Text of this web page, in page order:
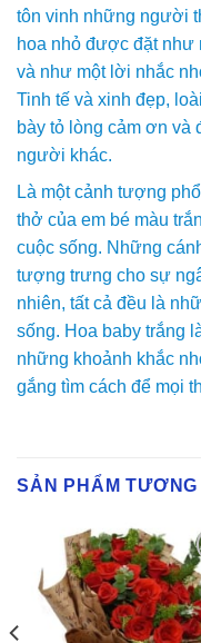
tôn vinh những người
hoa nhỏ được đặt
và như một lời nhắc
Tinh tế và xinh đẹp,
bày tỏ lòng cảm ơn và
người khác.
Là một cảnh tượng
thở của em bé màu
cuộc sống. Những
tượng trưng cho sự
nhiên, tất cả đều là
sống. Hoa baby trắng
những khoảnh khắc
gắng tìm cách để mọi
SẢN PHẨM